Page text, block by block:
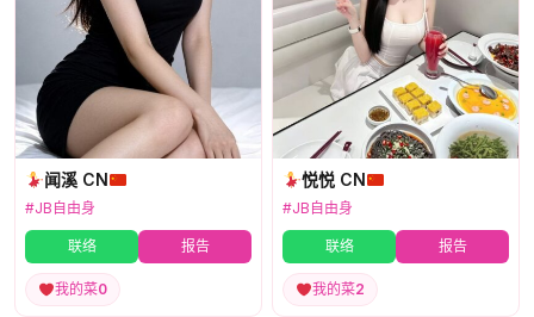
闻溪 CN
#JB自由身
联络 报告
我的菜0
悦悦 CN
#JB自由身
联络 报告
我的菜2